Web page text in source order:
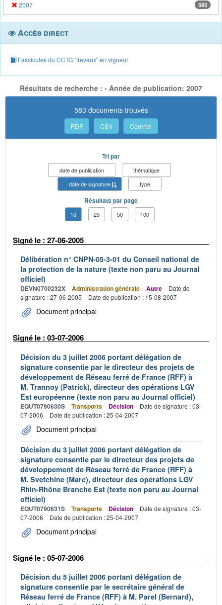
2007 583
Accès direct
Fascicules du CCTG "travaux" en vigueur
Résultats de recherche : - Année de publication: 2007
583 documents trouvés
PDF CSV Courriel
Tri par
date de publication
thématique
date de signature
type
Résultats par page
10 25 50 100
Signé le : 27-06-2005
Délibération n° CNPN-05-3-01 du Conseil national de
la protection de la nature (texte non paru au Journal
officiel)
DEVN0700232X Administration générale Autre
Date de
signature : 27-06-2005
Date de publication : 15-08-2007
Document principal
Signé le : 03-07-2006
Décision du 3 juillet 2006 portant délégation de
signature consentie par le directeur des projets de
développement de Réseau ferré de France (RFF) à
M. Trannoy (Patrick), directeur des opérations LGV
Est européenne (texte non paru au Journal officiel)
EQUT0790630S Transports Décision
Date de signature : 03-
07-2006
Date de publication : 25-04-2007
Document principal
Décision du 3 juillet 2006 portant délégation de
signature consentie par le directeur des projets de
développement de Réseau ferré de France (RFF) à
M. Svetchine (Marc), directeur des opérations LGV
Rhin-Rhône Branche Est (texte non paru au Journal
officiel)
EQUT0790631S Transports Décision
Date de signature : 03-
07-2006
Date de publication : 25-04-2007
Document principal
Signé le : 05-07-2006
Décision du 5 juillet 2006 portant délégation de
signature consentie par le secrétaire général de
Réseau ferré de France (RFF) à M. Parel (Bernard),